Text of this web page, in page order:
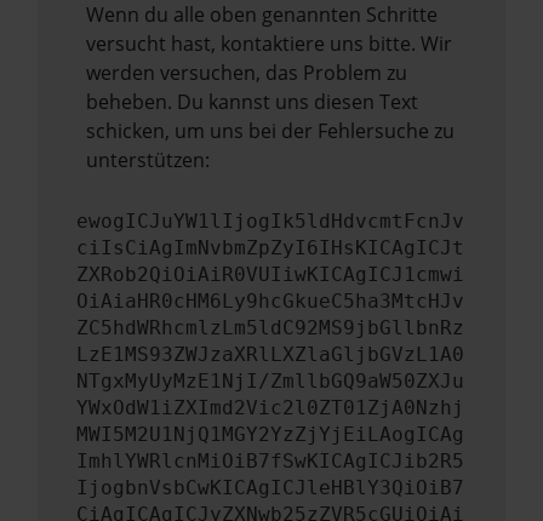
Wenn du alle oben genannten Schritte
versucht hast, kontaktiere uns bitte. Wir
werden versuchen, das Problem zu
beheben. Du kannst uns diesen Text
schicken, um uns bei der Fehlersuche zu
unterstützen:
ewogICJuYW1lIjogIk5ldHdvcmtFcnJv
ciIsCiAgImNvbmZpZyI6IHsKICAgICJt
ZXRob2QiOiAiR0VUIiwKICAgICJ1cmwi
OiAiaHR0cHM6Ly9hcGkueC5ha3MtcHJv
ZC5hdWRhcmlzLm5ldC92MS9jbGllbnRz
LzE1MS93ZWJzaXRlLXZlaGljbGVzL1A0
NTgxMyUyMzE1NjI/ZmllbGQ9aW50ZXJu
YWxOdW1iZXImd2Vic2l0ZT01ZjA0Nzhj
MWI5M2U1NjQ1MGY2YzZjYjEiLAogICAg
ImhlYWRlcnMiOiB7fSwKICAgICJib2R5
IjogbnVsbCwKICAgICJleHBlY3QiOiB7
CiAgICAgICJyZXNwb25zZVR5cGUiOiAi